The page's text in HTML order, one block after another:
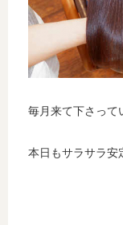
毎月来て下さって
本日もサラサラ安